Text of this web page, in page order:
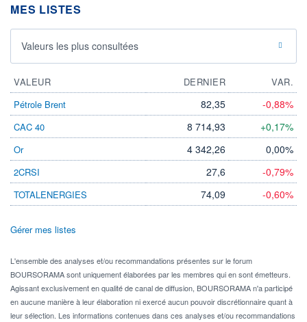
MES LISTES
Valeurs les plus consultées
VALEUR DERNIER
VAR.
Pétrole Brent
82,35 -0,88%
CAC 40 8 714,93 +0,17%
Or 4 342,26 0,00%
2CRSI 27,6 -0,79%
TOTALENERGIES 74,09 -0,60%
Gérer mes listes
L'ensemble des analyses et/ou recommandations présentes sur le forum
BOURSORAMA sont uniquement élaborées par les membres qui en sont émetteurs.
Agissant exclusivement en qualité de canal de diffusion, BOURSORAMA n'a participé
en aucune manière à leur élaboration ni exercé aucun pouvoir discrétionnaire quant à
leur sélection. Les informations contenues dans ces analyses et/ou recommandations